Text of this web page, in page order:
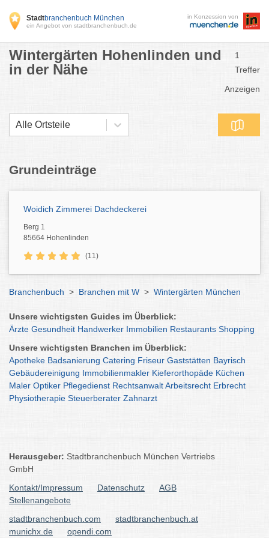
Stadtbranchenbuch München
ein Angebot von stadtbranchenbuch.de
in Konzession von
Wintergärten Hohenlinden und
in der Nähe
1
Treffer
Anzeigen
Alle Ortsteile
Grundeinträge
Woidich Zimmerei Dachdeckerei
Berg 1
85664 Hohenlinden
(11)
Branchenbuch > Branchen mit W > Wintergärten München
Unsere wichtigsten Guides im Überblick:
Ärzte Gesundheit Handwerker Immobilien Restaurants Shopping
Unsere wichtigsten Branchen im Überblick:
Apotheke Badsanierung Catering Friseur Gaststätten Bayrisch
Gebäudereinigung Immobilienmakler Kieferorthopäde Küchen
Maler Optiker Pflegedienst RechtsanwaltArbeitsrecht Erbrecht
Physiotherapie Steuerberater Zahnarzt
Herausgeber: Stadtbranchenbuch München Vertriebs
GmbH
Kontakt/Impressum
Datenschutz
AGB
Stellenangebote
stadtbranchenbuch.com
stadtbranchenbuch.at
munichx.de
opendi.com